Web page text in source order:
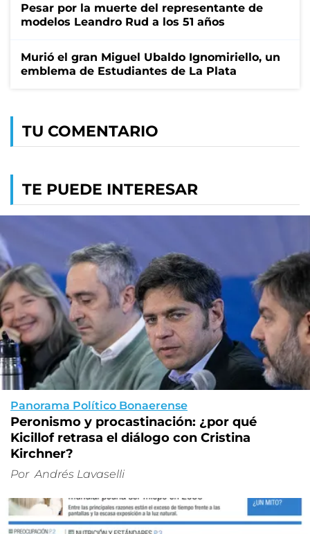
Pesar por la muerte del representante de
modelos Leandro Rud a los 51 años
Murió el gran Miguel Ubaldo Ignomiriello, un
emblema de Estudiantes de La Plata
TU COMENTARIO
TE PUEDE INTERESAR
Panorama Político Bonaerense
Peronismo y procastinación: ¿por qué
Kicillof retrasa el diálogo con Cristina
Kirchner?
Por Andrés Lavaselli